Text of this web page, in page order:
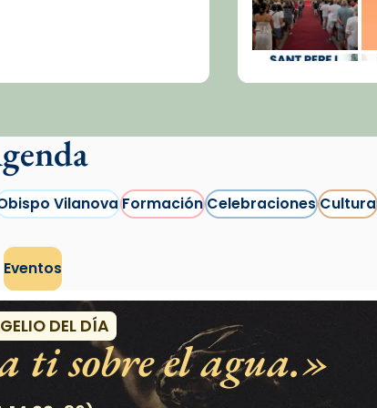
Cargar más...
VilanovaFormaciónCelebracionesCultura
Eventos
DEL DÍA
sobre el agua.